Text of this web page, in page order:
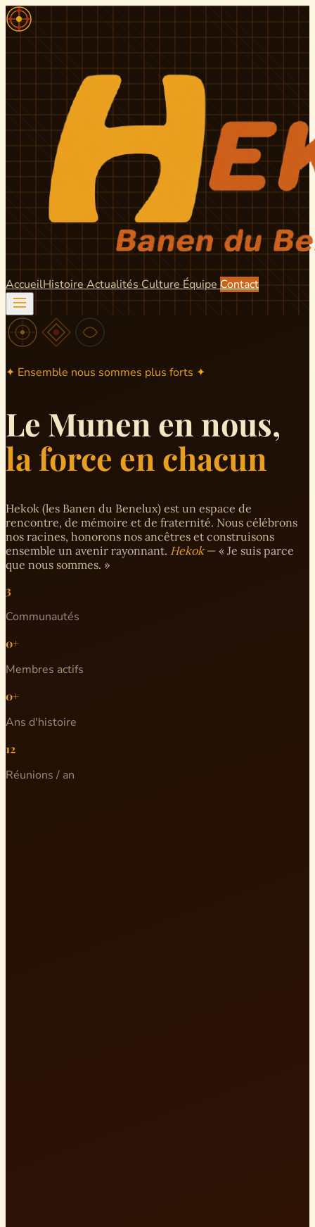
AccueilHistoire ActualitésCulture Équipe Contact
✦ Ensemble nous sommes plus forts ✦
Le Munen en nous,
la force en chacun
Hekok (les Banen du Benelux) est un espace de
rencontre, de mémoire et de fraternité. Nous célébrons
nos racines, honorons nos ancêtres et construisons
ensemble un avenir rayonnant. Hekok— « Je suis parce
que nous sommes. »
3
Communautés
0+
Membres actifs
0+
Ans d'histoire
12
Réunions / an